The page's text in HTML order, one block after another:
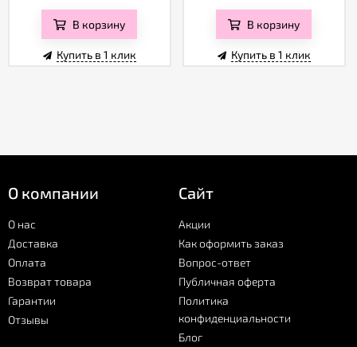
В корзину
Купить в 1 клик
В корзину
Купить в 1 клик
О компании
О нас
Доставка
Оплата
Возврат товара
Гарантии
Отзывы
Сайт
Акции
Как оформить заказ
Вопрос-ответ
Публичная оферта
Политика
конфиденциальности
Блог